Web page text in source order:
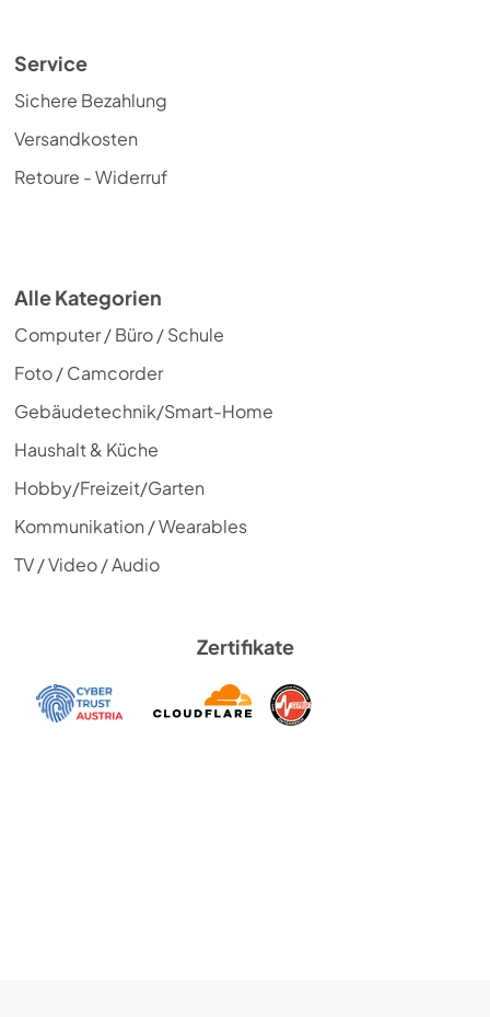
Service
Sichere Bezahlung
Versandkosten
Retoure - Widerruf
Alle Kategorien
Computer / Büro / Schule
Foto / Camcorder
Gebäudetechnik/Smart-Home
Haushalt & Küche
Hobby/Freizeit/Garten
Kommunikation / Wearables
TV / Video / Audio
Zertifikate